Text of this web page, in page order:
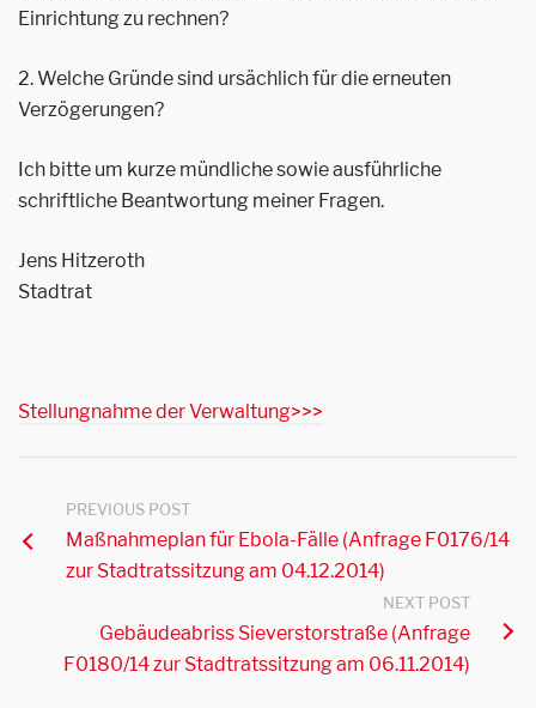
Einrichtung zu rechnen?
2. Welche Gründe sind ursächlich für die erneuten
Verzögerungen?
Ich bitte um kurze mündliche sowie ausführliche
schriftliche Beantwortung meiner Fragen.
Jens Hitzeroth
Stadtrat
Stellungnahme der Verwaltung>>>
PREVIOUS POST
Maßnahmeplan für Ebola-Fälle (Anfrage F0176/14
zur Stadtratssitzung am 04.12.2014)
NEXT POST
Gebäudeabriss Sieverstorstraße (Anfrage
F0180/14 zur Stadtratssitzung am 06.11.2014)